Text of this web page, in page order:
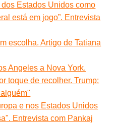
dos Estados Unidos como
está em jogo”. Entrevista
escolha. Artigo de Tatiana
Angeles a Nova York.
toque de recolher. Trump:
e nos Estados Unidos
Entrevista com Pankaj